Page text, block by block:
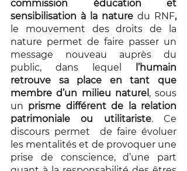
commission éducation et
sensibilisation à la nature du RNF,
le mouvement des droits de la
nature permet de faire passer un
message nouveau auprès du
public, dans lequel
l’humain
retrouve sa place en tant que
membre d’un milieu naturel , sous
un prisme différent de la relation
patrimoniale ou utilitariste. Ce
discours permet  de faire évoluer
les mentalités et de provoquer une
prise de conscience, d’une part